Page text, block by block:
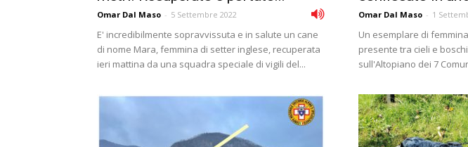
Omar Dal Maso - 5 Settembre 2022
E' incredibilmente sopravvissuta e in salute un cane
di nome Mara, femmina di setter inglese, recuperata
ieri mattina da una squadra speciale di vigili del...
Omar Dal Maso - 1
Un esemplare di
presente tra cieli e
sull'Altopiano dei 7